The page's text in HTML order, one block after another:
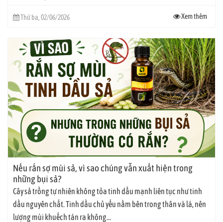
Thứ ba, 02/06/2026 Xem thêm
Nếu rắn sợ mùi sả, vì sao chúng vẫn xuất hiện trong
những bụi sả?
Cây sả trồng tự nhiên không tỏa tinh dầu mạnh liên tục như tinh
dầu nguyên chất. Tinh dầu chủ yếu nằm bên trong thân và lá, nên
lượng mùi khuếch tán ra không...